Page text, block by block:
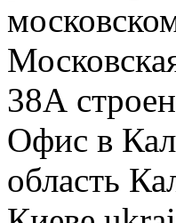
38А
Офис в
область